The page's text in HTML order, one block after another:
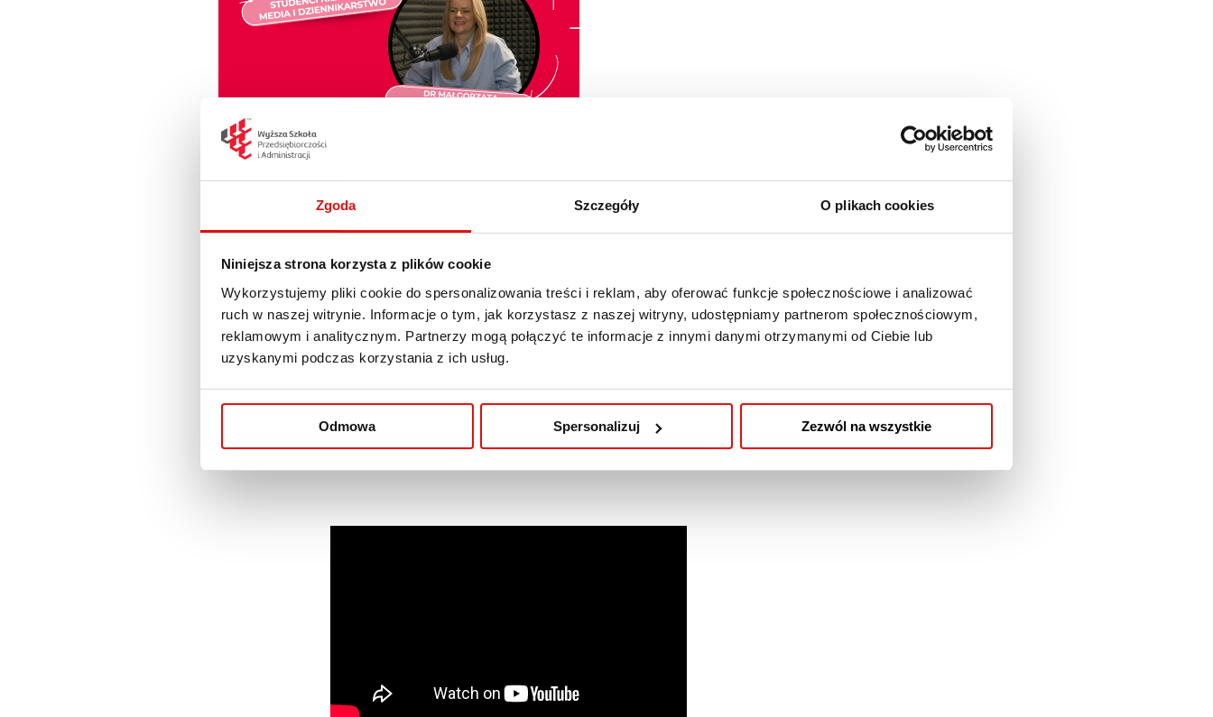
Zgoda Szczegóły O plikach cookies
Niniejsza strona korzysta z plików cookie
Wykorzystujemy pliki cookie do spersonalizowania treści i reklam, aby oferować funkcje społecznościowe i analizować
ruch w naszej witrynie. Informacje o tym, jak korzystasz z naszej witryny, udostępniamy partnerom społecznościowym,
reklamowym i analitycznym. Partnerzy mogą połączyć te informacje z innymi danymi otrzymanymi od Ciebie lub
uzyskanymi podczas korzystania z ich usług.
Odmowa Spersonalizuj Zezwól na wszystkie
W najnowszym odcinku „Praktyków Przyszłości” dr Małgorzata Michalska-Nakonieczna, prof. WSPA rozmawia
ze studentami kierunku Media i dziennikarstwo
Jakie wyzwania napotykają studenci na swojej drodze do kariery dziennikarskiej? Jakie są ich największe pasje
i co inspiruje ich do działania w dynamicznym świecie mediów? Posłuchaj, aby poznać kluczowe cechy,
którymi powinien odznaczać się dobry dziennikarz.